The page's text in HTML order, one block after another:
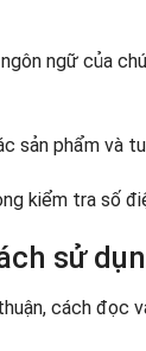
ngữ của
sản phẩm và
kiểm tra số
sử
cách đọc